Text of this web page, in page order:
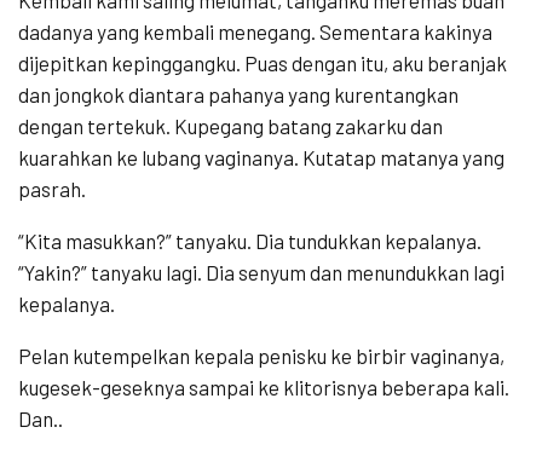
dadanya yang kembali menegang. Sementara kakinya
dijepitkan kepinggangku. Puas dengan itu, aku beranjak
dan jongkok diantara pahanya yang kurentangkan
dengan tertekuk. Kupegang batang zakarku dan
kuarahkan ke lubang vaginanya. Kutatap matanya yang
pasrah.
“Kita masukkan?” tanyaku. Dia tundukkan kepalanya.
“Yakin?” tanyaku lagi. Dia senyum dan menundukkan lagi
kepalanya.
Pelan kutempelkan kepala penisku ke birbir vaginanya,
kugesek-geseknya sampai ke klitorisnya beberapa kali.
Dan..